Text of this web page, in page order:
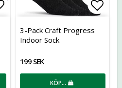
Lägg till i favoritlistan
3-Pack Craft Progress
Indoor Sock
199 SEK
KÖP…